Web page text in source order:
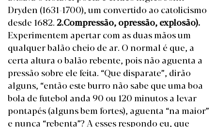
Dryden (1631-1700), um convertido ao catolicismo
desde 1682.2.Compressão, opressão, explosão).
Experimentem apertar com as duas mãos um
qualquer balão cheio de ar. O normal é que, a
certa altura o balão rebente, pois não aguenta a
pressão sobre ele feita. “Que disparate”, dirão
alguns, “então este burro não sabe que uma boa
bola de futebol anda 90 ou 120 minutos a levar
pontapés (alguns bem fortes), aguenta “na maior”
e nunca “rebenta”? A esses respondo eu, que